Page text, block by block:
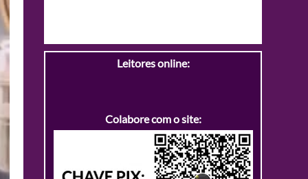
Leitores online:
Colabore com o site: